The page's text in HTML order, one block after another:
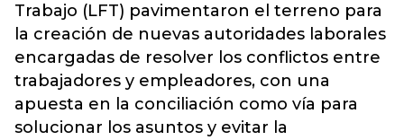
Trabajo (LFT) pavimentaron el terreno para
la creación de nuevas autoridades laborales
encargadas de resolver los conflictos entre
trabajadores y empleadores, con una
apuesta en la conciliación como vía para
solucionar los asuntos y evitar la